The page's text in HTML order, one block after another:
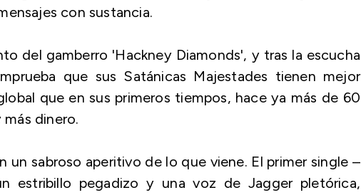
con sustancia.
del gamberro 'Hackney Diamonds', y tras la escucha
que sus Satánicas Majestades tienen mejor
que en sus primeros tiempos, hace ya más de 60
dinero.
sabroso aperitivo de lo que viene. El primer single –
pegadizo y una voz de Jagger pletórica,